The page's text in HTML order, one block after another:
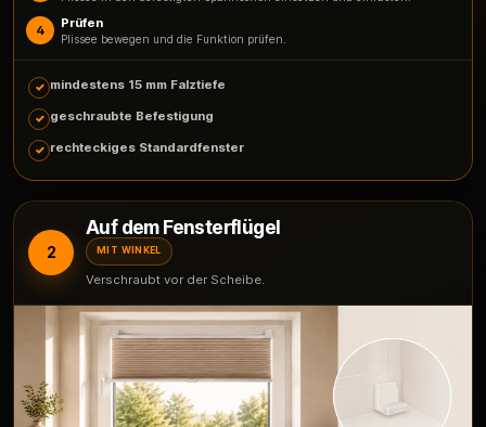
4 Prüfen
Plissee bewegen und die Funktion prüfen.
mindestens 15 mm Falztiefe
geschraubte Befestigung
rechteckiges Standardfenster
2
Auf dem Fensterflügel
MIT WINKEL
Verschraubt vor der Scheibe.